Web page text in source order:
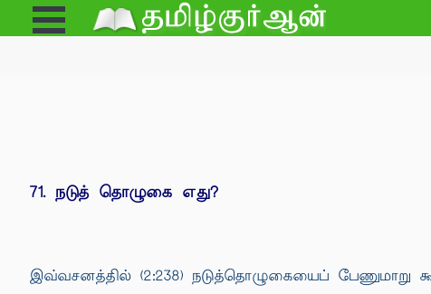
Open
Menu
71. நடுத் தொழுகை எது?
இவ்வசனத்தில் (2:238) நடுத்தொழுகையைப் பேணுமாறு